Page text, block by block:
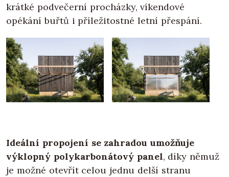
krátké podvečerní procházky, víkendové
opékání buřtů i příležitostné letní přespání.
Ideální propojení se zahradou umožňuje
výklopný polykarbonátový panel, díky němuž
je možné otevřít celou jednu delší stranu